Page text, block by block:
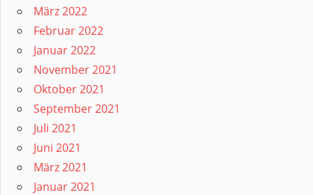
März 2022
Februar 2022
Januar 2022
November 2021
Oktober 2021
September 2021
Juli 2021
Juni 2021
März 2021
Januar 2021